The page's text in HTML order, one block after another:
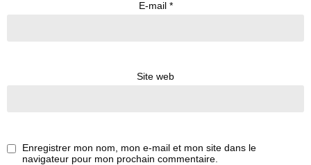
E-mail *
Site web
Enregistrer mon nom, mon e-mail et mon site dans le
navigateur pour mon prochain commentaire.